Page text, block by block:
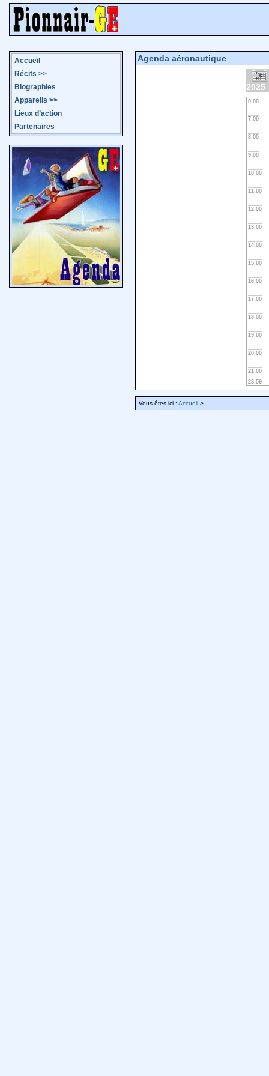
Accueil
Récits >>
Biographies
Appareils >>
Lieux d’action
Partenaires
Agenda aéronautique
2025
0:00
7:00
8:00
9:00
10:00
11:00
12:00
13:00
14:00
15:00
16:00
17:00
18:00
19:00
20:00
21:00
23:59
Vous êtes ici : Accueil >